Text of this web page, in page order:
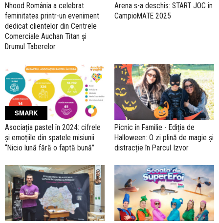
Nhood România a celebrat
feminitatea printr-un eveniment
dedicat clientelor din Centrele
Comerciale Auchan Titan și
Drumul Taberelor
Arena s-a deschis: START JOC în
CampioMATE 2025
SMARK
Asociația pastel în 2024: cifrele
și emoțiile din spatele misiunii
“Nicio lună fără o faptă bună”
Picnic în Familie - Ediția de
Halloween: O zi plină de magie și
distracție în Parcul Izvor